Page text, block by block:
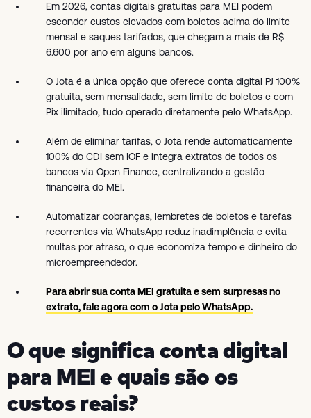
Em 2026, contas digitais gratuitas para MEI podem
esconder custos elevados com boletos acima do limite
mensal e saques tarifados, que chegam a mais de R$
6.600 por ano em alguns bancos.
O Jota é a única opção que oferece conta digital PJ 100%
gratuita, sem mensalidade, sem limite de boletos e com
Pix ilimitado, tudo operado diretamente pelo WhatsApp.
Além de eliminar tarifas, o Jota rende automaticamente
100% do CDI sem IOF e integra extratos de todos os
bancos via Open Finance, centralizando a gestão
financeira do MEI.
Automatizar cobranças, lembretes de boletos e tarefas
recorrentes via WhatsApp reduz inadimplência e evita
multas por atraso, o que economiza tempo e dinheiro do
microempreendedor.
Para abrir sua conta MEI gratuita e sem surpresas no
extrato, fale agora com o Jota pelo WhatsApp.
O que significa conta digital
para MEI e quais são os
custos reais?